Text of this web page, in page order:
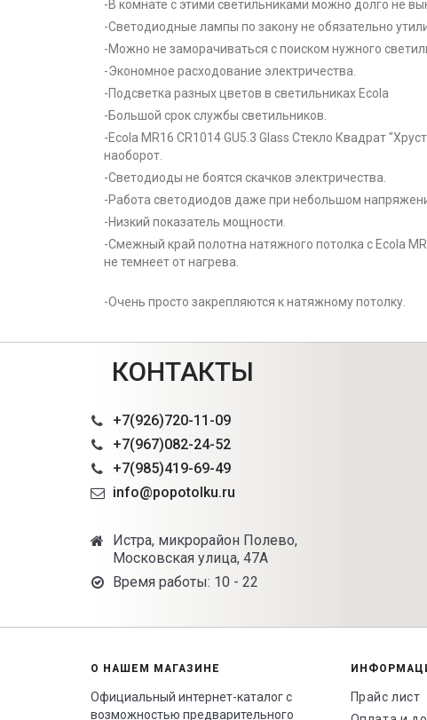
-В комнате с этими светильниками можно долго не
-Светодиодные лампы по закону не обязательно
-Можно не заморачиваться с поиском нужного
-Экономное расходование электричества.
-Подсветка разных цветов в светильниках Ecola
-Большой срок службы светильников.
-Ecola MR16 CR1014 GU5.3 Glass Стекло Квадрат
наоборот.
-Светодиоды не боятся скачков электричества.
-Работа светодиодов даже при небольшом
-Низкий показатель мощности.
-Смежный край полотна натяжного потолка с Ecola
не темнеет от нагрева.
-Очень просто закрепляются к натяжному потолку.
КОНТАКТЫ
+7(926)720-11-09
+7(967)082-24-52
+7(985)419-69-49
info@popotolku.ru
Истра, микрорайон Полево,
Московская улица, 47А
Время работы: 10 - 22
О НАШЕМ МАГАЗИНЕ
Официальный интернет-каталог с
возможностью предварительного
Прайс лист